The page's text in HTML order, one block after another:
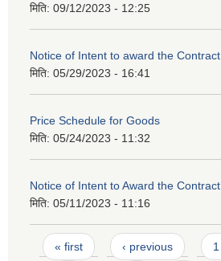
मिति: 09/12/2023 - 12:25
Notice of Intent to award the Contract
मिति: 05/29/2023 - 16:41
Price Schedule for Goods
मिति: 05/24/2023 - 11:32
Notice of Intent to Award the Contract
मिति: 05/11/2023 - 11:16
Pages
« first ‹ previous 1